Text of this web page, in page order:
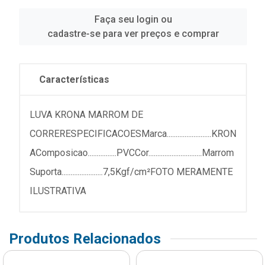
Faça seu login ou
cadastre-se para ver preços e comprar
Características
LUVA KRONA MARROM DE
CORRERESPECIFICACOESMarca.........................KRON
AComposicao................PVCCor..............................Marrom
Suporta.......................7,5Kgf/cm²FOTO MERAMENTE
ILUSTRATIVA
Produtos Relacionados